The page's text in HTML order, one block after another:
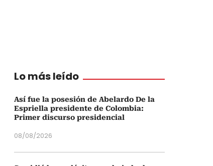
Lo más leído
Así fue la posesión de Abelardo De la
Espriella presidente de Colombia:
Primer discurso presidencial
08/08/2026